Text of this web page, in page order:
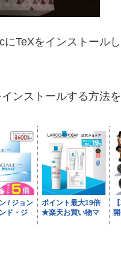
TeXをインストール
ンストールする方法を